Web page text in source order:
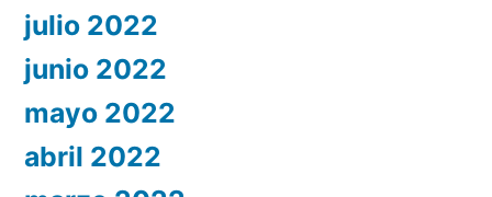
julio 2022
junio 2022
mayo 2022
abril 2022